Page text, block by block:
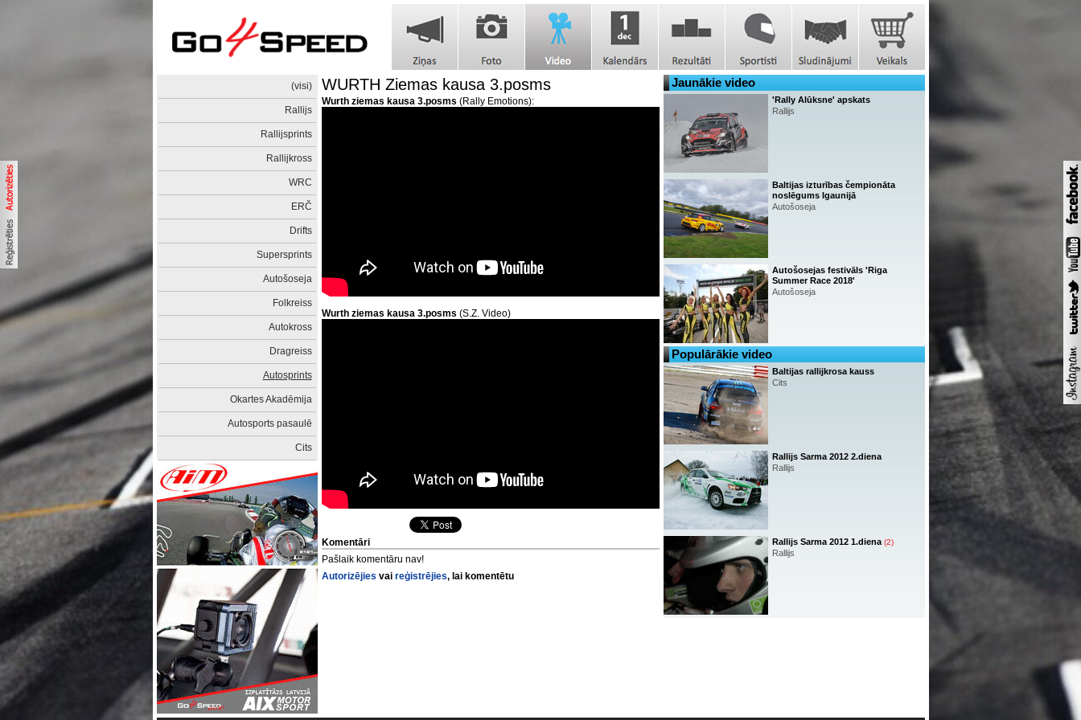
(visi)
Rallijs
Rallijsprints
Rallijkross
WRC
ERČ
Drifts
Supersprints
Autošoseja
Folkreiss
Autokross
Dragreiss
Autosprints
Okartes Akadēmija
Autosports pasaulē
Cits
WURTH Ziemas kausa 3.posms
Wurth ziemas kausa 3.posms (Rally Emotions):
Wurth ziemas kausa 3.posms (S.Z. Video)
Komentāri
Pašlaik komentāru nav!
Autorizējies vai reģistrējies, lai komentētu
Jaunākie video
'Rally Alūksne' apskats
Rallijs
Baltijas izturības čempionāta
noslēgums Igaunijā
Autošoseja
Autošosejas festivāls 'Riga
Summer Race 2018'
Autošoseja
Populārākie video
Baltijas rallijkrosa kauss
Cits
Rallijs Sarma 2012 2.diena
Rallijs
Rallijs Sarma 2012 1.diena (2)
Rallijs